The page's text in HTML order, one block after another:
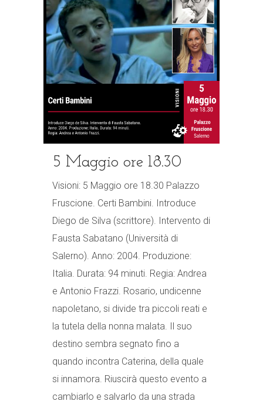
5 Maggio ore 18.30
Visioni: 5 Maggio ore 18.30 Palazzo
Fruscione. Certi Bambini. Introduce
Diego de Silva (scrittore). Intervento di
Fausta Sabatano (Università di
Salerno). Anno: 2004. Produzione:
Italia. Durata: 94 minuti. Regia: Andrea
e Antonio Frazzi. Rosario, undicenne
napoletano, si divide tra piccoli reati e
la tutela della nonna malata. Il suo
destino sembra segnato fino a
quando incontra Caterina, della quale
si innamora. Riuscirà questo evento a
cambiarlo e salvarlo da una strada